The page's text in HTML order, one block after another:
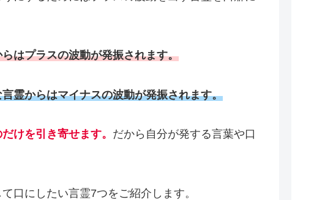
はプラスの波動が発振されます。
言霊からはマイナスの波動が発振されます。
けを引き寄せます。 だから自分が発する言葉や口
口にしたい言霊7つをご紹介します。